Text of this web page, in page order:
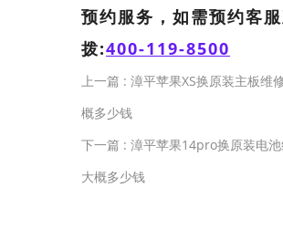
预约服务，如需预约客
拨:400-119-8500
上一篇 : 漳平苹果XS换原装主板维
概多少钱
下一篇 : 漳平苹果14pro换原装电
大概多少钱